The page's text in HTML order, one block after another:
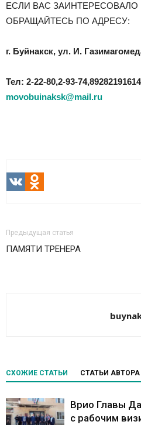
ЕСЛИ ВАС
ОБРАЩАЙТЕСЬ ПО АДРЕСУ:
г. Буйнакск, ул. И.
Тел: 2-22-80,2-93-
movobuinaksk@mail.ru
Предыдущая статья
ПАМЯТИ ТРЕНЕРА
СХОЖИЕ СТАТЬИ СТАТЬИ АВТОРА
Врио Главы
с рабочим